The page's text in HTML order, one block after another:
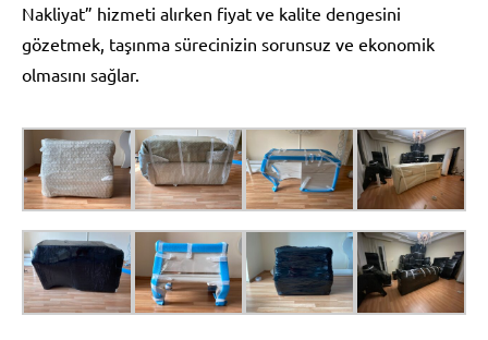
Nakliyat” hizmeti alırken fiyat ve kalite dengesini
gözetmek, taşınma sürecinizin sorunsuz ve ekonomik
olmasını sağlar.